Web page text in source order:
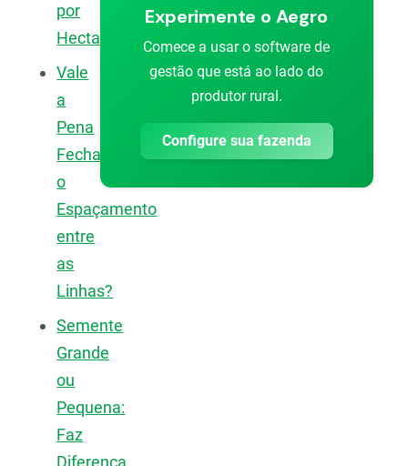
por
Hectare?
Vale
a
Pena
Fechar
o
Espaçamento
entre
as
Linhas?
Semente
Grande
ou
Pequena:
Faz
Diferença
Experimente o Aegro
Comece a usar o software de
gestão que está ao lado do
produtor rural.
Configure sua fazenda